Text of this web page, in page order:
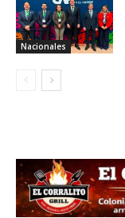
Nacionales